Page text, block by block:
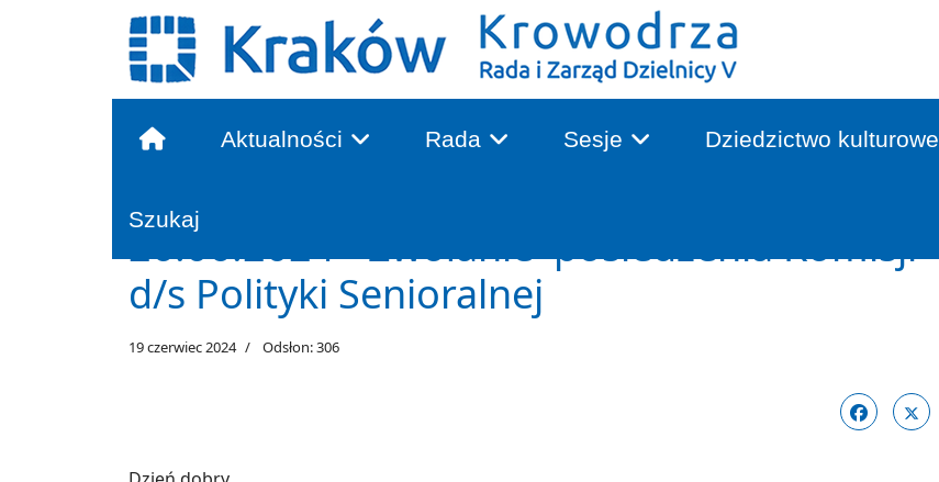
Aktualności Rada Sesje Dziedzictwo kulturowe
Szukaj
Głowna treść
26.06.2024 - Zwołanie posiedzenia Komisji
d/s Polityki Senioralnej
19 czerwiec 2024 Odsłon: 306